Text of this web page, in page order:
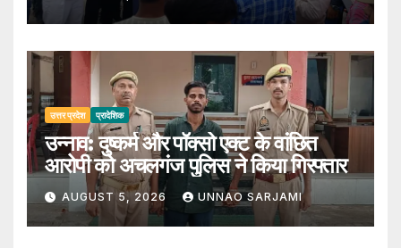
उत्तर प्रदेश प्रादेशिक
उन्नाव: दुष्कर्म और पॉक्सो एक्ट के वांछित
आरोपी को अचलगंज पुलिस ने किया गिरफ्तार
AUGUST 5, 2026 UNNAO SARJAMI